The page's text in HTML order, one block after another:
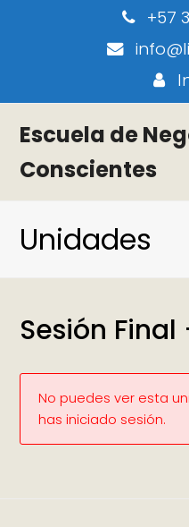
+57
Escuela de
Conscientes
Unidades
Sesión
No puedes ver esta
has iniciado sesión.